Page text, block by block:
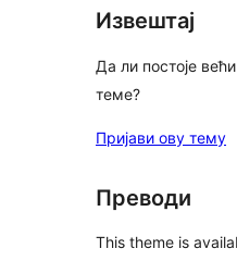
Извештај
Да ли постоје
теме?
Пријави ову тему
Преводи
This theme is